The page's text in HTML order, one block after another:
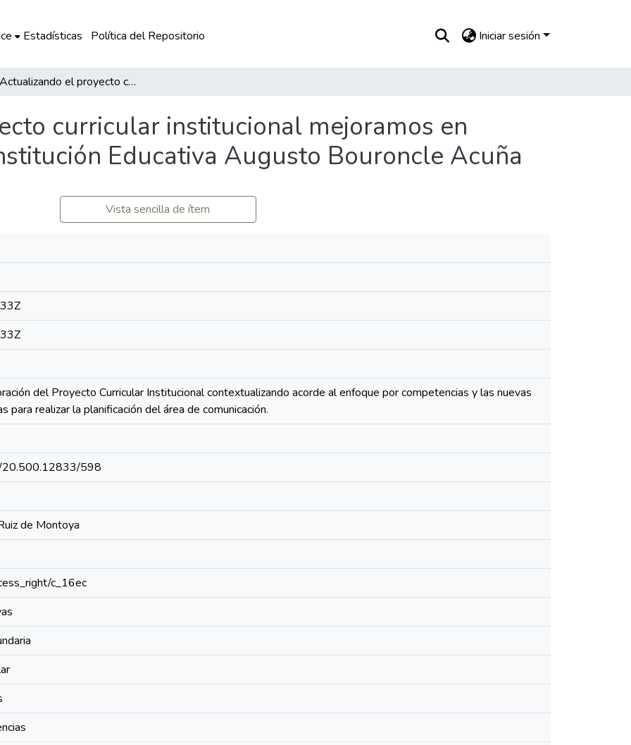
Estadísticas Política del Repositorio Iniciar sesión
Actualizando el proyecto curricular institucional mejoramos en comunicación en la Institución Educativa Augusto Bouroncle Acuña
curricular institucional mejoramos en
Educativa Augusto Bouroncle Acuña
Vista sencilla de ítem
del Proyecto Curricular Institucional contextualizando acorde al enfoque por competencias y las nuevas
para realizar la planificación del área de comunicación.
20.500.12833/598
de Montoya
c_16ec